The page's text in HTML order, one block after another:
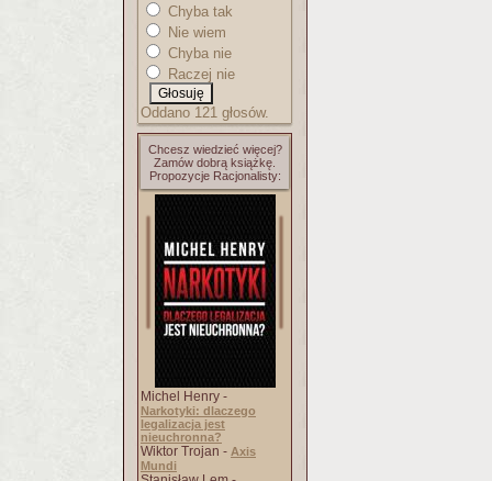
Chyba tak
Nie wiem
Chyba nie
Raczej nie
Oddano 121 głosów.
Chcesz wiedzieć więcej?
Zamów dobrą książkę.
Propozycje Racjonalisty:
Michel Henry -
Narkotyki: dlaczego
legalizacja jest
nieuchronna?
Wiktor Trojan - Axis
Mundi